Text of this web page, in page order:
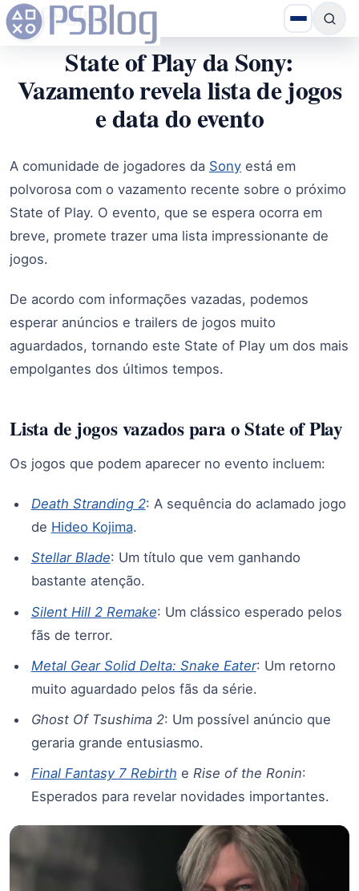
State of Play da Sony:
Vazamento revela lista de jogos
e data do evento
A comunidade de jogadores da Sony está em
polvorosa com o vazamento recente sobre o próximo
State of Play. O evento, que se espera ocorra em
breve, promete trazer uma lista impressionante de
jogos.
De acordo com informações vazadas, podemos
esperar anúncios e trailers de jogos muito
aguardados, tornando este State of Play um dos mais
empolgantes dos últimos tempos.
Lista de jogos vazados para o State of Play
Os jogos que podem aparecer no evento incluem:
Death Stranding 2: A sequência do aclamado jogo
de Hideo Kojima.
Stellar Blade: Um título que vem ganhando
bastante atenção.
Silent Hill 2 Remake: Um clássico esperado pelos
fãs de terror.
Metal Gear Solid Delta: Snake Eater: Um retorno
muito aguardado pelos fãs da série.
Ghost Of Tsushima 2: Um possível anúncio que
geraria grande entusiasmo.
Final Fantasy 7 Rebirth e Rise of the Ronin:
Esperados para revelar novidades importantes.